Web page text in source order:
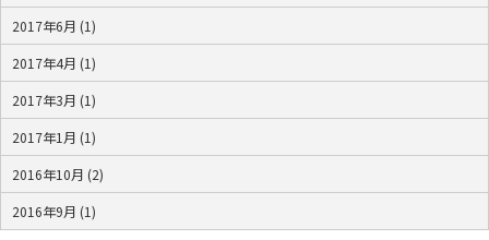
2017年6月 (1)
2017年4月 (1)
2017年3月 (1)
2017年1月 (1)
2016年10月 (2)
2016年9月 (1)